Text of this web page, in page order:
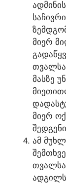
ᲛᲘᲔᲠ
ᲛᲐᲡᲖᲔ
ᲛᲘᲔᲠ
ᲐᲛ